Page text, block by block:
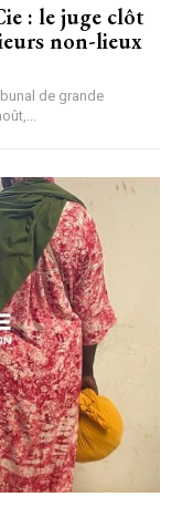
: le juge clôt
non-lieux
de grande